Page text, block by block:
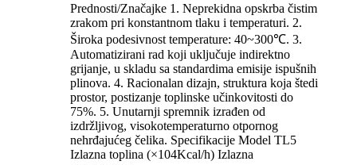
Prednosti/Značajke 1. Neprekidna opskrba čistim
zrakom pri konstantnom tlaku i temperaturi. 2.
Široka podesivnost temperature: 40~300℃. 3.
Automatizirani rad koji uključuje indirektno
grijanje, u skladu sa standardima emisije ispušnih
plinova. 4. Racionalan dizajn, struktura koja štedi
prostor, postizanje toplinske učinkovitosti do
75%. 5. Unutarnji spremnik izrađen od
izdržljivog, visokotemperaturno otpornog
nehrđajućeg čelika. Specifikacije Model TL5
Izlazna toplina (×104Kcal/h) Izlazna